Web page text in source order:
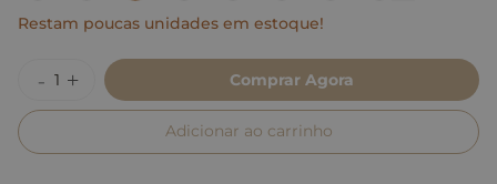
Restam poucas unidades em estoque!
Comprar Agora
Adicionar ao carrinho